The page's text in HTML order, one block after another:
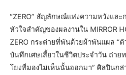
“ZERO” สัญลักษณ์แห่งความหวังและ
หัวใจสำคัญของผลงานใน MIRROR
ZERO กระต่ายที่พันด้วยผ้าพันแผล “ตั
บันทึกเศษเสี้ยวในชีวิตประจำวัน ถ่าย
โยงที่มองไม่เห็นนั้นออกมา” ศิลปินกล่